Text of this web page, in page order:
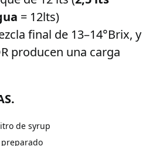
= 12lts)
final de 13–14°Brix, y
producen una carga
de syrup